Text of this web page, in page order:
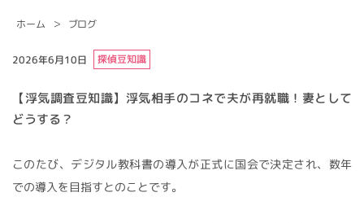
ホーム ブログ
2026年6月10日 探偵豆知識
【浮気調査豆知識】浮気相手のコネで夫が再就職！妻として
どうする？
このたび、デジタル教科書の導入が正式に国会で決定され、数年
での導入を目指すとのことです。